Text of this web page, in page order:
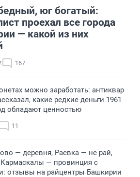
юг богатый:
проехал все города
— какой из них
167
можно заработать: антиквар
какие редкие деньги 1961
обладают ценностью
11
— деревня, Раевка — не рай,
— провинция с
отзывы на райцентры Башкирии